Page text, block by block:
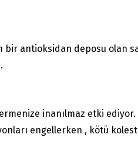
bir antioksidan deposu
inanılmaz etki
engellerken , kötü